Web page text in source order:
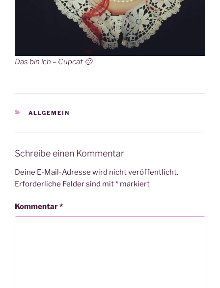
Das bin ich – Cupcat 🙂
KATEGORIEN
ALLGEMEIN
Schreibe einen Kommentar
Deine E-Mail-Adresse wird nicht veröffentlicht.
Erforderliche Felder sind mit* markiert
Kommentar*